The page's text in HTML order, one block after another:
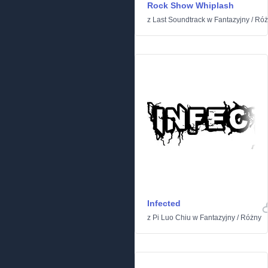
Rock Show Whiplash
z Last Soundtrack w Fantazyjny /
Infected
z Pi Luo Chiu w Fantazyjny / Różny